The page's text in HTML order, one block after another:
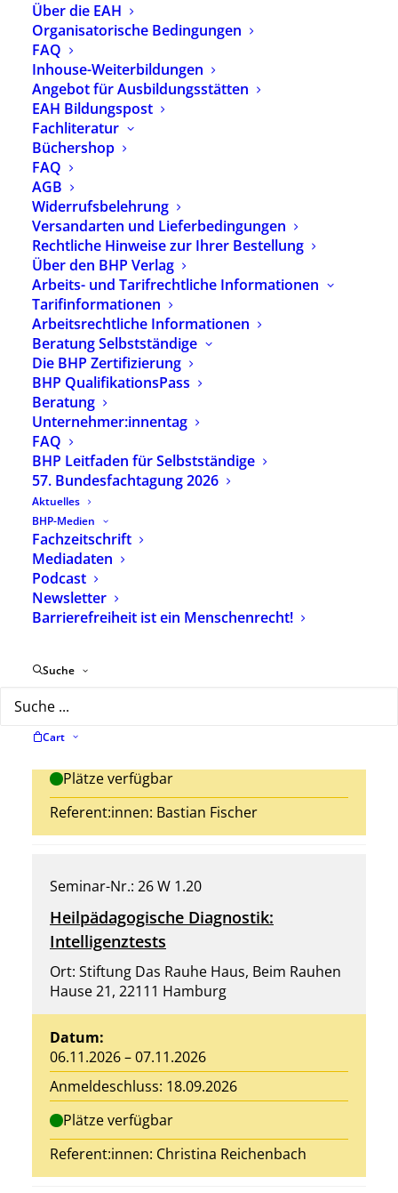
Über die EAH
Organisatorische Bedingungen
FAQ
Inhouse-Weiterbildungen
Angebot für Ausbildungsstätten
EAH Bildungspost
Fachliteratur
Büchershop
FAQ
AGB
Widerrufsbelehrung
Versandarten und Lieferbedingungen
Rechtliche Hinweise zur Ihrer Bestellung
Über den BHP Verlag
Arbeits- und Tarifrechtliche Informationen
Tarifinformationen
Arbeitsrechtliche Informationen
Beratung Selbstständige
Die BHP Zertifizierung
BHP QualifikationsPass
Beratung
Unternehmer:innentag
FAQ
BHP Leitfaden für Selbstständige
57. Bundesfachtagung 2026
Aktuelles
BHP-Medien
Fachzeitschrift
Mediadaten
Podcast
Newsletter
Barrierefreiheit ist ein Menschenrecht!
Suche
Cart
Seminar-Nr.: 26 W 7.9
Heilpädagogische Autismus-Beratung
Evaluationsmodul
Ort: Heilpädagogische Praxis, Roseller
Straße 4, 41539 Dormagen
Datum:
30.10.2026 – 31.10.2026
Anmeldeschluss: 04.09.2026
Wenige Plätze verfügbar
Referent:innen:Heike Zett
Clausen
Seminar-Nr.: 26 O 26.2
Verstehen und Verantwortung als
Grundlagen professionellen Handelns
im Umgang mit Kindern mit
herausfordernden Verhaltensweisen
05.11.2026 – 05.11.2026
Anmeldeschluss: 02.10.2026
Plätze verfügbar
Referent:innen: Bastian Fischer
Seminar-Nr.: 26 W 1.20
Heilpädagogische Diagnostik:
Intelligenztests
Ort: Stiftung Das Rauhe Haus, Beim Rauhen
Hause 21, 22111 Hamburg
Datum:
06.11.2026 – 07.11.2026
Anmeldeschluss: 18.09.2026
Plätze verfügbar
Referent:innen: Christina Reichenbach